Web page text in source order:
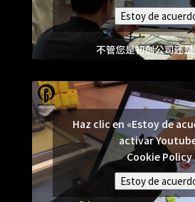
Estoy de
Haz clic en «Estoy de
activar
Cookie Policy
Estoy de